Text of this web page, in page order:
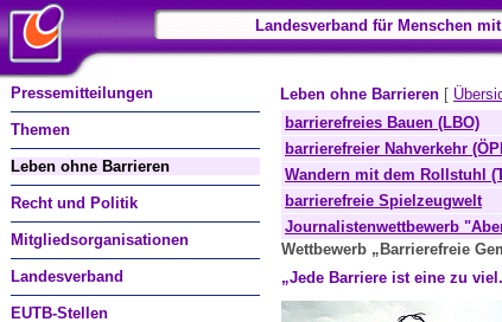
Landesverband für Menschen
Pressemitteilungen
Themen
Leben ohne Barrieren
Recht und Politik
Mitgliedsorganisationen
Landesverband
EUTB-Stellen
Leben ohne Barrieren [
barrierefreies Bauen (LBO)
barrierefreier Nahverkehr
Wandern mit dem Rollstuhl
barrierefreie Spielzeugwelt
Journalistenwettbewerb
Wettbewerb „Barrierefreie
„Jede Barriere ist eine zu